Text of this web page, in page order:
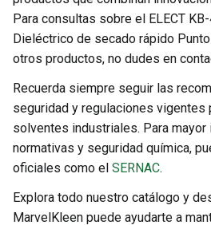
Para consultas sobre el ELECT
Dieléctrico de secado rápido
otros productos, no dudes en
Recuerda siempre seguir las
seguridad y regulaciones vigentes
solventes industriales. Para
normativas y seguridad química,
oficiales como el SERNAC.
Explora todo nuestro catálogo y
MarvelKleen puede ayudarte a